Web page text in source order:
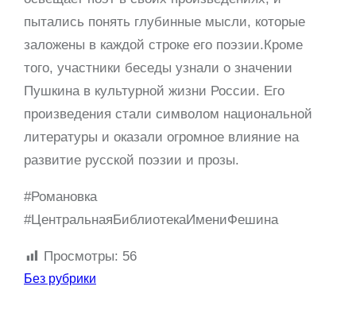
пытались понять глубинные мысли, которые
заложены в каждой строке его поэзии.Кроме
того, участники беседы узнали о значении
Пушкина в культурной жизни России. Его
произведения стали символом национальной
литературы и оказали огромное влияние на
развитие русской поэзии и прозы.
#Романовка
#ЦентральнаяБиблиотекаИмениФешина
Просмотры: 56
Без рубрики